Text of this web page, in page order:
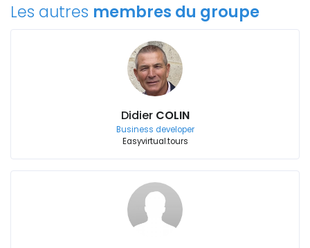
Les autres membres du groupe
Didier COLIN
Business developer
Easyvirtual.tours